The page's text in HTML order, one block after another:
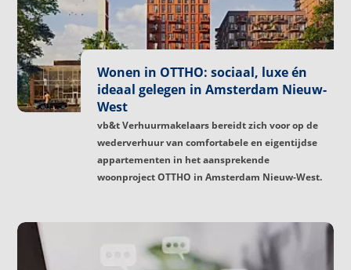
Wonen in OTTHO: sociaal, luxe én
ideaal gelegen in Amsterdam Nieuw-
West
vb&t Verhuurmakelaars bereidt zich voor op de
wederverhuur van comfortabele en eigentijdse
appartementen in het aansprekende
woonproject OTTHO in Amsterdam Nieuw-West.